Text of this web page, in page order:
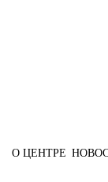
Главное меню
О ЦЕНТРЕ